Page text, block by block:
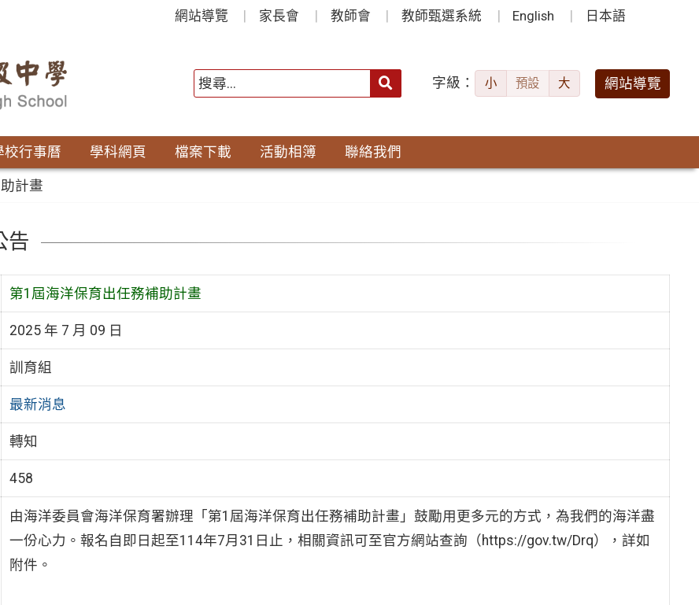
網站導覽 家長會 教師會 教師甄選系統 English 日本語
字級： 小 預設 大 網站導覽
校行事曆 學科網頁 檔案下載 活動相簿 聯絡我們
計畫
告
第1屆海洋保育出任務補助計畫
2025 年 7 月 09 日
訓育組
最新消息
轉知
458
由海洋委員會海洋保育署辦理「第1屆海洋保育出任務補助計畫」鼓勵用更多元的方式，為我們的海洋盡
一份心力。報名自即日起至114年7月31日止，相關資訊可至官方網站查詢（https://gov.tw/Drq），詳如
附件。